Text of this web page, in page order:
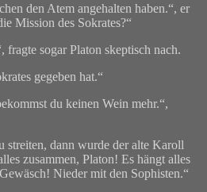
den Atem angehalten haben.“, er
Mission des Sokrates?“
fragte sogar Platon skeptisch nach.
gegeben hat.“
du keinen Wein mehr.“,
streiten, dann wurde der alte Karoll
zusammen, Platon! Es hängt alles
Nieder mit den Sophisten.“